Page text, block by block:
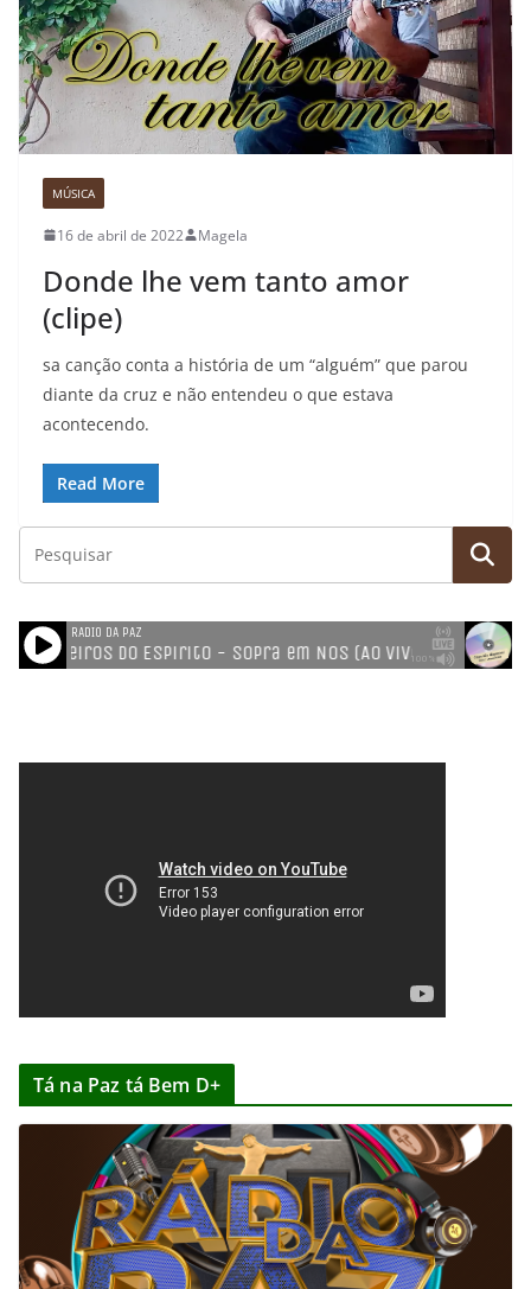
MÚSICA
16 de abril de 2022 Magela
Donde lhe vem tanto amor
(clipe)
sa canção conta a história de um “alguém” que parou
diante da cruz e não entendeu o que estava
acontecendo.
Read More
Tá na Paz tá Bem D+